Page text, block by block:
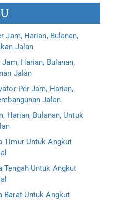
Jam, Harian, Bulanan,
Jalan
Harian, Bulanan,
Jalan
Per Jam, Harian,
Jalan
Harian, Bulanan, Untuk
Timur Untuk Angkut
Tengah Untuk Angkut
Barat Untuk Angkut